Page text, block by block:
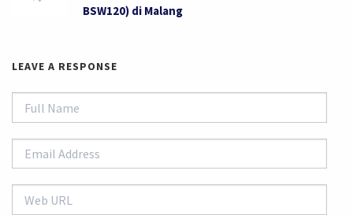
BSW120) di Malang
LEAVE A RESPONSE